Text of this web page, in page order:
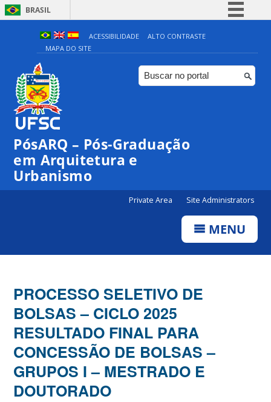
BRASIL
Simplifique!
Comunica BR
Participe
ACESSIBILIDADE
ALTO CONTRASTE
MAPA DO SITE
PósARQ – Pós-Graduação
em Arquitetura e
Urbanismo
Private Area Site Administrators
MENU
PROCESSO SELETIVO DE
BOLSAS – CICLO 2025
RESULTADO FINAL PARA
CONCESSÃO DE BOLSAS –
GRUPOS I – MESTRADO E
DOUTORADO